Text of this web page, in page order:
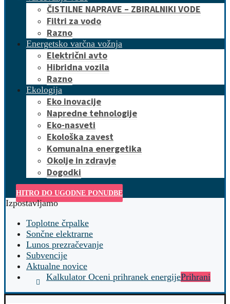
ČISTILNE NAPRAVE – ZBIRALNIKI VODE
Filtri za vodo
Razno
Energetsko varčna vožnja
Električni avto
Hibridna vozila
Razno
Ekologija
Eko inovacije
Napredne tehnologije
Eko-nasveti
Ekološka zavest
Komunalna energetika
Okolje in zdravje
Dogodki
HITRO DO UGODNE PONUDBE
Izpostavljamo
Toplotne črpalke
Sončne elektrarne
Lunos prezračevanje
Subvencije
Aktualne novice
Kalkulator Oceni prihranek energijePrihrani